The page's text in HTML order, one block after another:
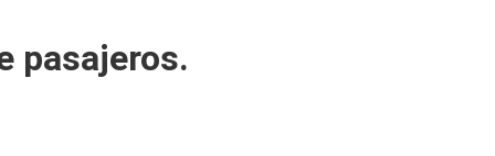
pasajeros.